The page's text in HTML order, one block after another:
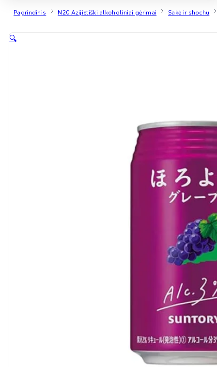
Pagrindinis N20 Azijietiški alkoholiniai gėrimai Sakė ir shochu
🔍